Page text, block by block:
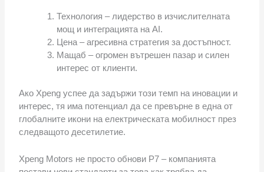
Технология – лидерство в изчислителната
мощ и интеграцията на AI.
Цена – агресивна стратегия за достъпност.
Мащаб – огромен вътрешен пазар и силен
интерес от клиенти.
Ако Xpeng успее да задържи този темп на иновации и
интерес, тя има потенциал да се превърне в една от
глобалните икони на електрическата мобилност през
следващото десетилетие.
Xpeng Motors не просто обнови P7 – компанията